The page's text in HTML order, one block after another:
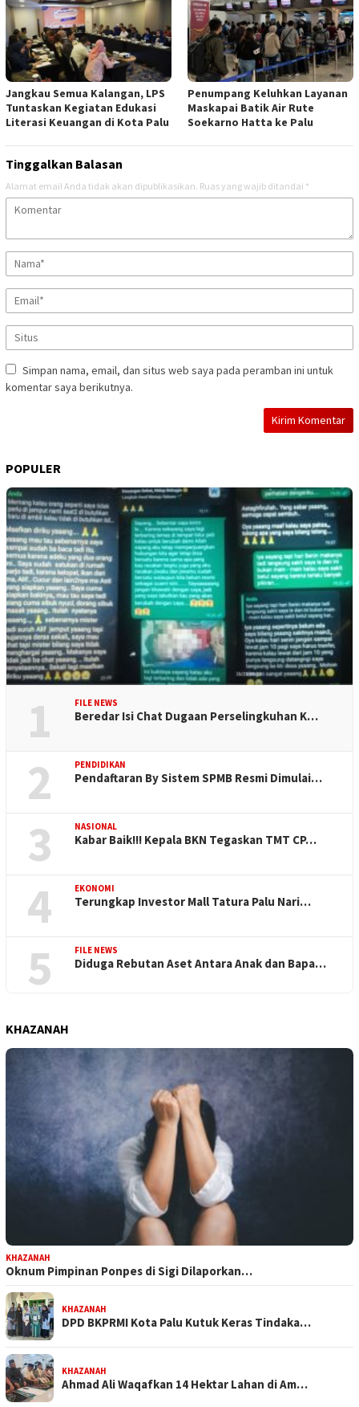
Jangkau Semua Kalangan, LPS
Tuntaskan Kegiatan Edukasi
Literasi Keuangan di Kota Palu
Penumpang Keluhkan Layanan
Maskapai Batik Air Rute
Soekarno Hatta ke Palu
Tinggalkan Balasan
Alamat email Anda tidak akan dipublikasikan. Ruas yang wajib ditandai *
Simpan nama, email, dan situs web saya pada peramban ini untuk
komentar saya berikutnya.
POPULER
1 FILE NEWS
Beredar Isi Chat Dugaan Perselingkuhan K…
2 PENDIDIKAN
Pendaftaran By Sistem SPMB Resmi Dimulai…
3 NASIONAL
Kabar Baik!!! Kepala BKN Tegaskan TMT CP…
4 EKONOMI
Terungkap Investor Mall Tatura Palu Nari…
5 FILE NEWS
Diduga Rebutan Aset Antara Anak dan Bapa…
KHAZANAH
KHAZANAH
Oknum Pimpinan Ponpes di Sigi Dilaporkan…
KHAZANAH
DPD BKPRMI Kota Palu Kutuk Keras Tindaka…
KHAZANAH
Ahmad Ali Waqafkan 14 Hektar Lahan di Am…